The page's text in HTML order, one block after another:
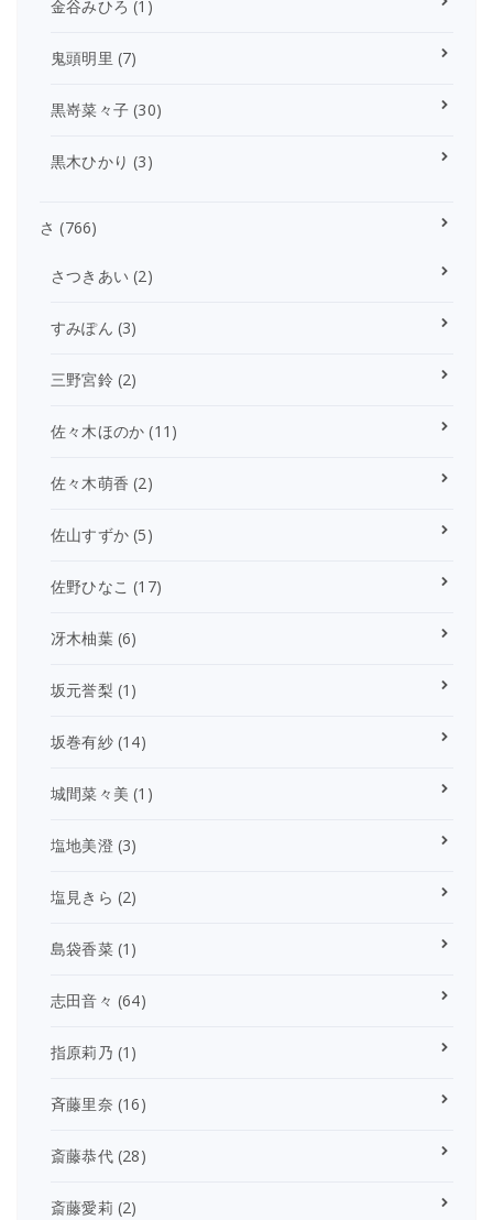
金谷みひろ (1)
鬼頭明里 (7)
黒嵜菜々子 (30)
黒木ひかり (3)
さ (766)
さつきあい (2)
すみぽん (3)
三野宮鈴(2)
佐々木ほのか (11)
佐々木萌香 (2)
佐山すずか (5)
佐野ひなこ (17)
冴木柚葉(6)
坂元誉梨 (1)
坂巻有紗(14)
城間菜々美 (1)
塩地美澄(3)
塩見きら (2)
島袋香菜(1)
志田音々 (64)
指原莉乃 (1)
斉藤里奈 (16)
斎藤恭代(28)
斎藤愛莉 (2)